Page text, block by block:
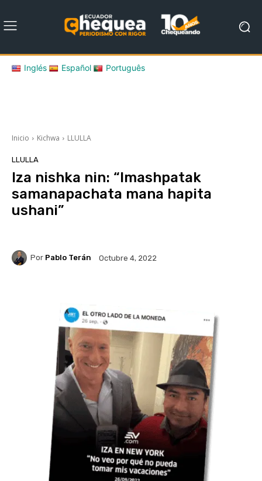
Inglés Español Português
Inicio Kichwa LLULLA
LLULLA
Iza nishka nin: “Imashpatak
samanapachata mana hapita
ushani”
Por Pablo Terán Octubre 4, 2022